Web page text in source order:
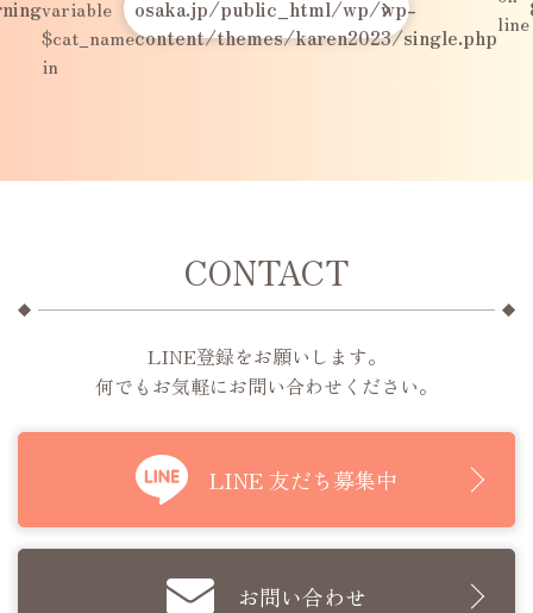
variable
$cat_name
in
osaka.jp/public_html/wp/wp-
content/themes/karen2023/single.phpline
CONTACT
LINE登録をお願いします。
何でもお気軽にお問い合わせください。
LINE 友だち募集中
お問い合わせ